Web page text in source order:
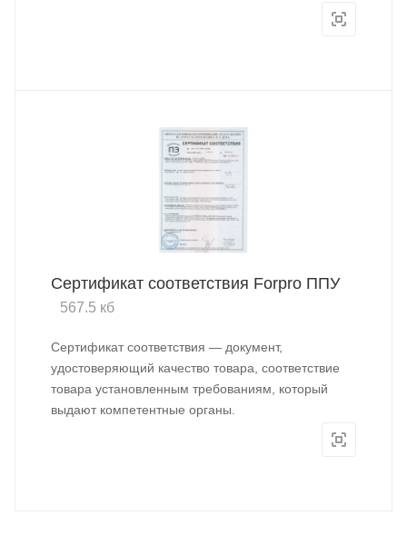
Сертификат соответствия Forpro ППУ
567.5 кб
Сертификат соответствия — документ,
удостоверяющий качество товара, соответствие
товара установленным требованиям, который
выдают компетентные органы.